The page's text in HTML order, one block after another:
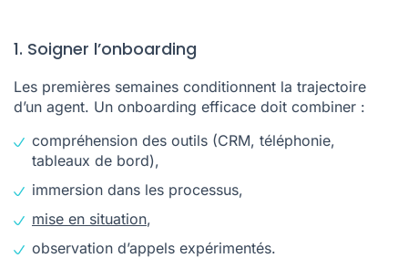
1. Soigner l’onboarding
Les premières semaines conditionnent la trajectoire
d’un agent. Un onboarding efficace doit combiner :
compréhension des outils (CRM, téléphonie,
tableaux de bord),
immersion dans les processus,
mise en situation,
observation d’appels expérimentés.